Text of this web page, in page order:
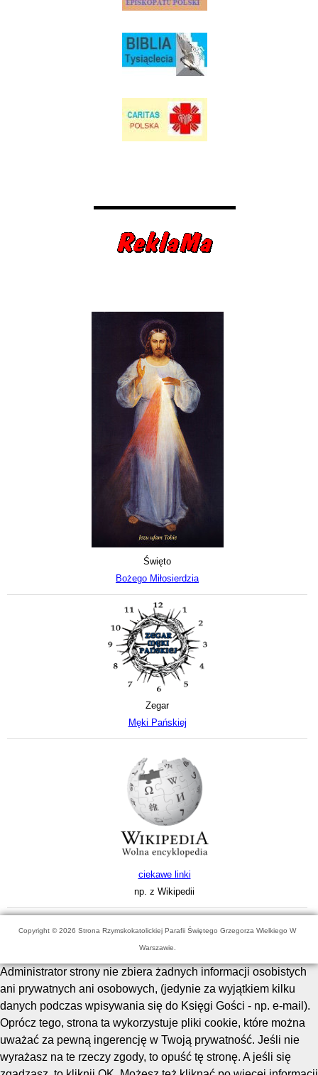
Święto
Bożego Miłosierdzia
Zegar
Męki Pańskiej
ciekawe linki
np. z Wikipedii
Copyright © 2026 Strona Rzymskokatolickiej Parafii Świętego Grzegorza Wielkiego W
Warszawie.
Administrator strony nie zbiera żadnych informacji osobistych
ani prywatnych ani osobowych, (jedynie za wyjątkiem kilku
danych podczas wpisywania się do Księgi Gości - np. e-mail).
Oprócz tego, strona ta wykorzystuje pliki cookie, które można
uważać za pewną ingerencję w Twoją prywatność. Jeśli nie
wyrażasz na te rzeczy zgody, to opuść tę stronę. A jeśli się